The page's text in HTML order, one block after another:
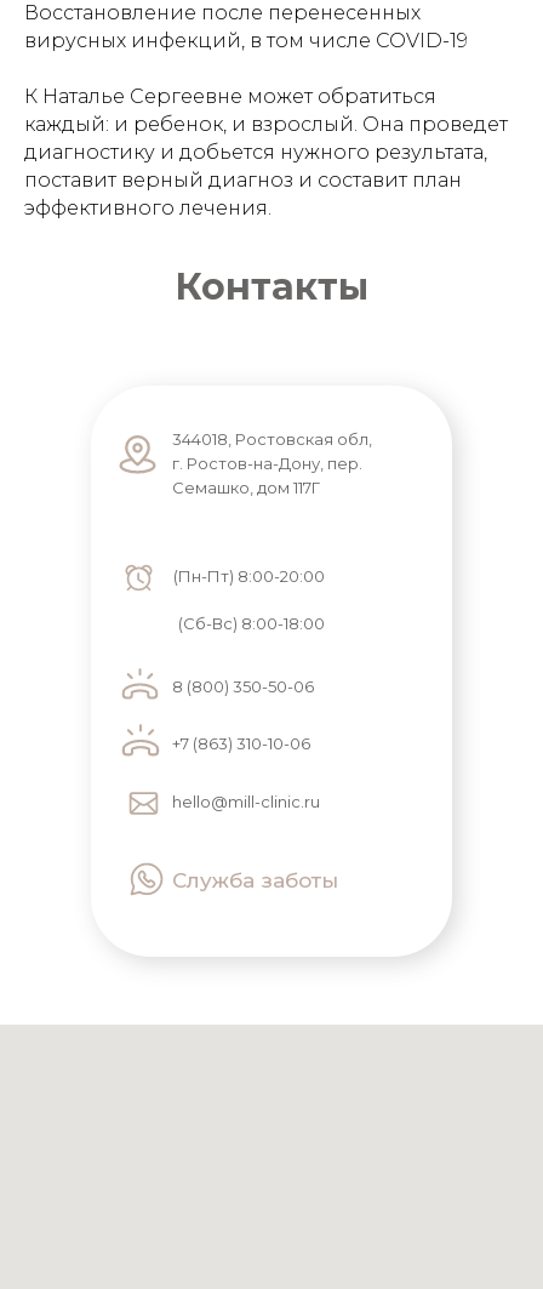
Восстановление после перенесенных
вирусных инфекций, в том числе COVID-19
К Наталье Сергеевне может обратиться
каждый: и ребенок, и взрослый. Она проведет
диагностику и добьется нужного результата,
поставит верный диагноз и составит план
эффективного лечения.
Контакты
344018, Ростовская обл,
г. Ростов-на-Дону, пер.
Семашко, дом 117Г
(Пн-Пт) 8:00-20:00
(Сб-Вс) 8:00-18:00
8 (800) 350-50-06
+7 (863) 310-10-06
hello@mill-clinic.ru
Служба заботы